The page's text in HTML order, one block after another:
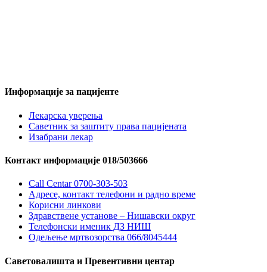
Информације за пацијенте
Лекарска уверења
Саветник за заштиту права пацијената
Изабрани лекар
Контакт информације 018/503666
Call Centar 0700-303-503
Адресe, контакт телефони и радно време
Корисни линкови
Здравствене установе – Нишавски округ
Телефонски именик ДЗ НИШ
Одељење мртвозорства 066/8045444
Саветовалишта и Превентивни центар